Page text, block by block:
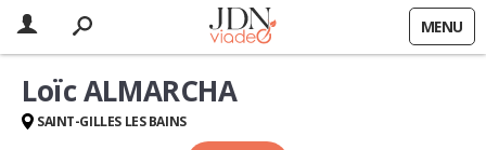
MENU
Loïc ALMARCHA
SAINT-GILLES LES BAINS